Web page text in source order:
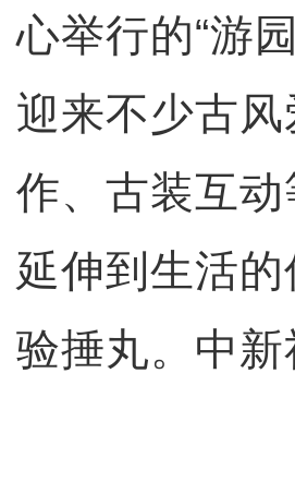
心举行的“游
迎来不少古
作、古装互
延伸到生活
验捶丸。中